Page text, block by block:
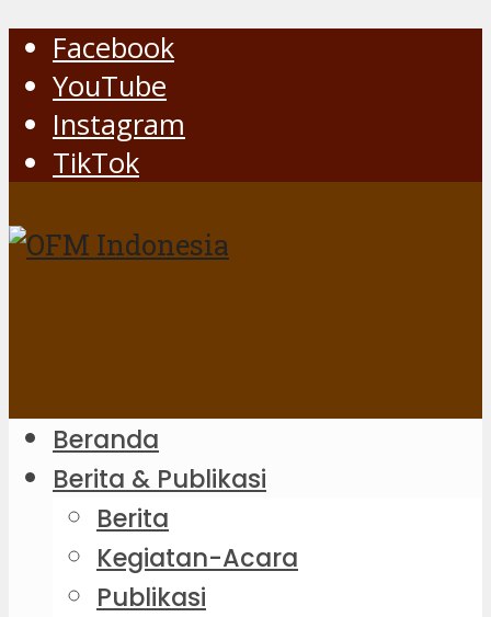
Facebook
YouTube
Instagram
TikTok
Beranda
Berita & Publikasi
Berita
Kegiatan-Acara
Publikasi